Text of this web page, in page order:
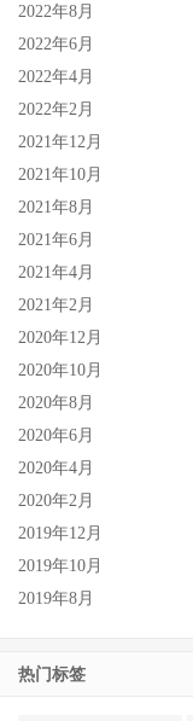
2022年8月
2022年6月
2022年4月
2022年2月
2021年12月
2021年10月
2021年8月
2021年6月
2021年4月
2021年2月
2020年12月
2020年10月
2020年8月
2020年6月
2020年4月
2020年2月
2019年12月
2019年10月
2019年8月
热门标签